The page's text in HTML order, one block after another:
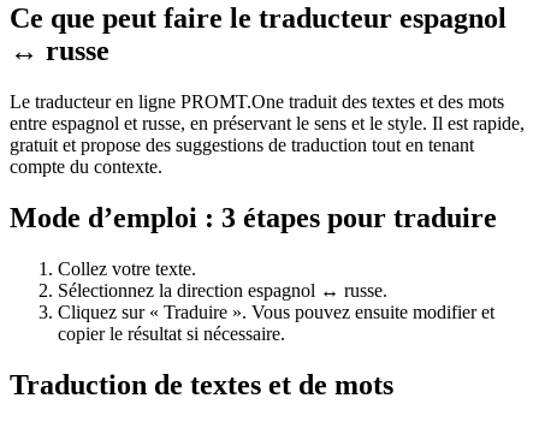
Ce que peut faire le traducteur espagnol
↔ russe
Le traducteur en ligne PROMT.One traduit des textes et des mots
entre espagnol et russe, en préservant le sens et le style. Il est rapide,
gratuit et propose des suggestions de traduction tout en tenant
compte du contexte.
Mode d’emploi : 3 étapes pour traduire
Collez votre texte.
Sélectionnez la direction espagnol ↔ russe.
Cliquez sur « Traduire ». Vous pouvez ensuite modifier et
copier le résultat si nécessaire.
Traduction de textes et de mots